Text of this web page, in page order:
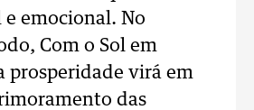
emocional. No
Com o Sol em
prosperidade virá em
das